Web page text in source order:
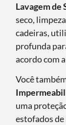
Lavagem de
seco,
cadeiras,
profunda
acordo com
Você
uma
estofados de